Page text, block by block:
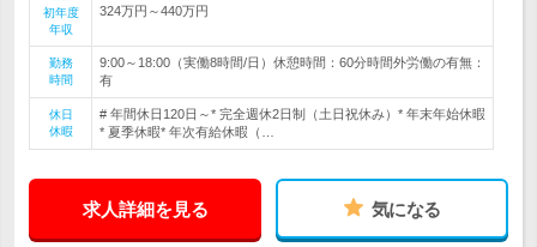
初年度
年収
324万円～440万円
勤務
時間
9:00～18:00（実働8時間/日）休憩時間：60分時間外労働の有無：
有
休日
休暇
# 年間休日120日～* 完全週休2日制（土日祝休み）* 年末年始休暇
* 夏季休暇* 年次有給休暇（…
求人詳細を見る 気になる